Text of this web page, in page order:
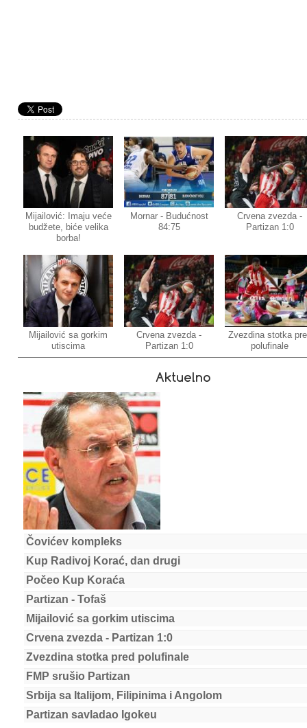
Mijailović: Imaju veće
budžete, biće velika
borba!
Mornar - Budućnost
84:75
Crvena zvezda -
Partizan 1:0
Mijailović sa gorkim
utiscima
Crvena zvezda -
Partizan 1:0
Zvezdina stotka
polufinale
Aktuelno
Čovićev kompleks
Kup Radivoj Korać, dan drugi
Počeo Kup Koraća
Partizan - Tofaš
Mijailović sa gorkim utiscima
Crvena zvezda - Partizan 1:0
Zvezdina stotka pred polufinale
FMP srušio Partizan
Srbija sa Italijom, Filipinima i Angolom
Partizan savladao Igokeu